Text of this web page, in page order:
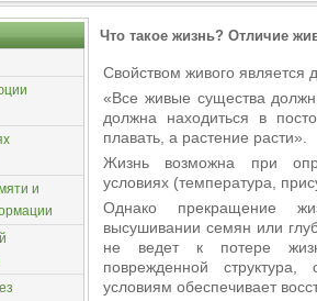
и
Что такое жизнь? Отличие
Свойством живого является
«Все живые существа
должна находиться в
плавать, а растение расти».
Жизнь возможна при
условиях (температура,
Однако прекращение
высушивании семян или
не ведет к потере
поврежденной
условиям обеспечивает